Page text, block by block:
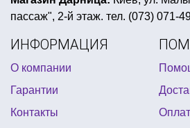
пассаж", 2-й этаж. тел. (073) 071-
ИНФОРМАЦИЯ
О компании
Гарантии
Контакты